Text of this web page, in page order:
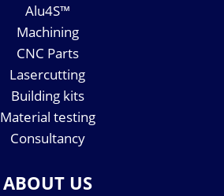
Alu4S™
Machining
CNC Parts
Lasercutting
Building kits
Material testing
Consultancy
ABOUT US